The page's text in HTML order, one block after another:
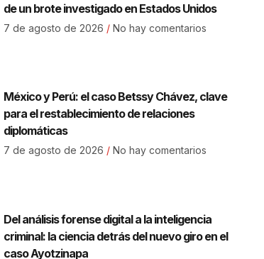
de un brote investigado en Estados Unidos
7 de agosto de 2026 No hay comentarios
México y Perú: el caso Betssy Chávez, clave
para el restablecimiento de relaciones
diplomáticas
7 de agosto de 2026 No hay comentarios
Del análisis forense digital a la inteligencia
criminal: la ciencia detrás del nuevo giro en el
caso Ayotzinapa